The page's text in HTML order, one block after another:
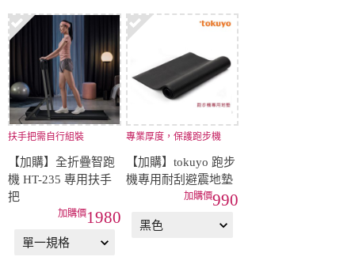
扶手把需自行組裝
【加購】全折疊智跑
機 HT-235 專用扶手
把
1980
專業厚度，保護跑步機
【加購】tokuyo 跑步
機專用耐刮避震地墊
990